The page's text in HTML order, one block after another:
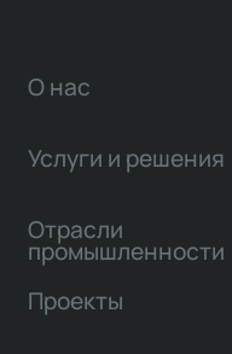
О нас
Услуги и решения
Отрасли
промышленности
Проекты